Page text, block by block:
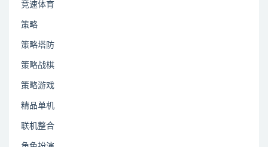
竞速体育
策略
策略塔防
策略战棋
策略游戏
精品单机
联机整合